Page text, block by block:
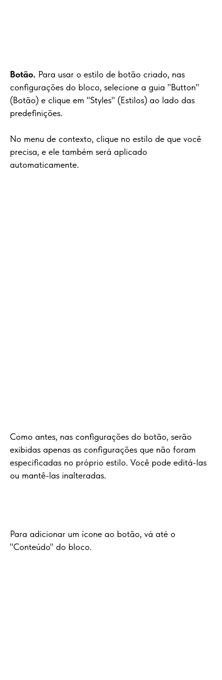
Botão. Para usar o estilo de botão criado, nas
configurações do bloco, selecione a guia "Button"
(Botão) e clique em "Styles" (Estilos) ao lado das
predefinições.
No menu de contexto, clique no estilo de que você
precisa, e ele também será aplicado
automaticamente.
Como antes, nas configurações do botão, serão
exibidas apenas as configurações que não foram
especificadas no próprio estilo. Você pode editá-las
ou mantê-las inalteradas.
Para adicionar um ícone ao botão, vá até o
"Conteúdo" do bloco.